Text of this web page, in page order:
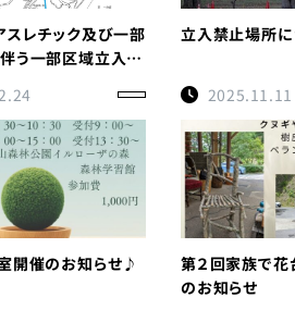
スレチック及び一部
う一部区域立入禁
（令和８年１月５日
月３１日予定）※重
立入禁止場所
2025.11.11
開催のお知らせ♪
第２回家族で花
のお知らせ